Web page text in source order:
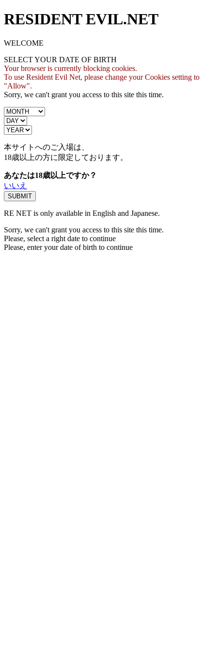
RESIDENT EVIL.NET
WELCOME
SELECT YOUR DATE OF BIRTH
Your browser is currently blocking cookies.
To use Resident Evil Net, please change your Cookies setting to
"Allow".
Sorry, we can't grant you access to this site this time.
本サイトへのご入場は、
18歳以上の方に限定しております。
あなたは18歳以上ですか？
いいえ
RE NET is only available in English and Japanese.
Sorry, we can't grant you access to this site this time.
Please, select a right date to continue
Please, enter your date of birth to continue